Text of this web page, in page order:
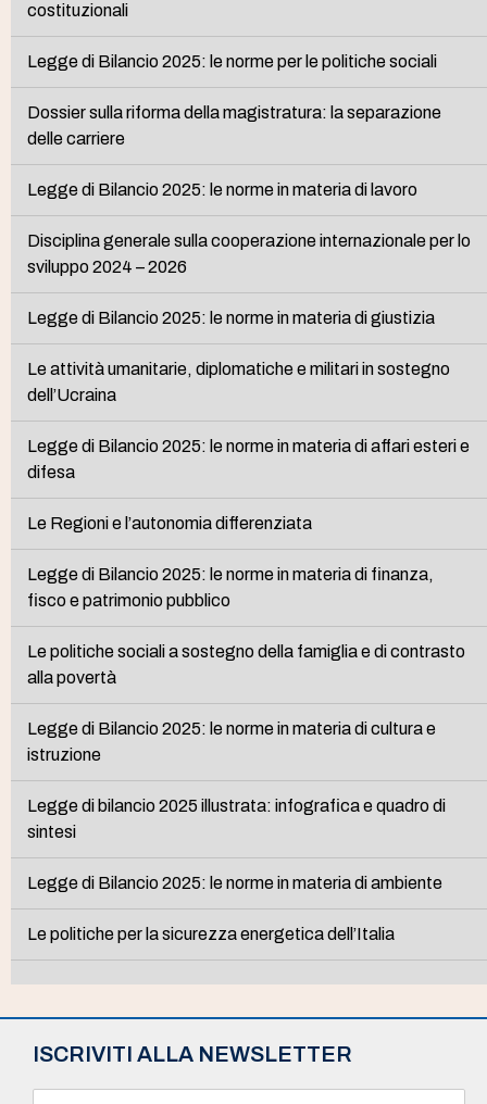
costituzionali
Legge di Bilancio 2025: le norme per le politiche sociali
Dossier sulla riforma della magistratura: la separazione
delle carriere
Legge di Bilancio 2025: le norme in materia di lavoro
Disciplina generale sulla cooperazione internazionale per lo
sviluppo 2024 – 2026
Legge di Bilancio 2025: le norme in materia di giustizia
Le attività umanitarie, diplomatiche e militari in sostegno
dell’Ucraina
Legge di Bilancio 2025: le norme in materia di affari esteri e
difesa
Le Regioni e l’autonomia differenziata
Legge di Bilancio 2025: le norme in materia di finanza,
fisco e patrimonio pubblico
Le politiche sociali a sostegno della famiglia e di contrasto
alla povertà
Legge di Bilancio 2025: le norme in materia di cultura e
istruzione
Legge di bilancio 2025 illustrata: infografica e quadro di
sintesi
Legge di Bilancio 2025: le norme in materia di ambiente
Le politiche per la sicurezza energetica dell’Italia
ISCRIVITI ALLA NEWSLETTER